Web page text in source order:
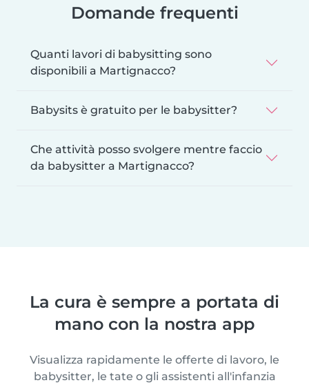
Domande frequenti
Quanti lavori di babysitting sono
disponibili a Martignacco?
Babysits è gratuito per le babysitter?
Che attività posso svolgere mentre faccio
da babysitter a Martignacco?
La cura è sempre a portata di
mano con la nostra app
Visualizza rapidamente le offerte di lavoro, le
babysitter, le tate o gli assistenti all'infanzia